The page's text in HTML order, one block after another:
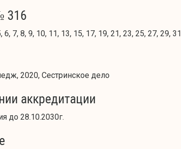
316
6, 7, 8, 9, 10, 11, 13, 15, 17, 19, 21, 23, 25, 27, 29, 31
2020, Сестринское дело
аккредитации
до 28.10.2030г.